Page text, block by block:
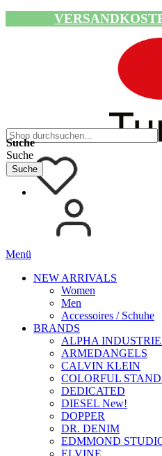
Navigation umschalten
Suche
Suche
Suche
Menü
NEW ARRIVALS
Women
Men
Accessoires / Schuhe
BRANDS
ALPHA
ARMEDANGELS
CALVIN KLEIN
COLORFUL
DEDICATED
DIESEL New!
DOPPER
DR. DENIM
EDMMOND
ELVINE